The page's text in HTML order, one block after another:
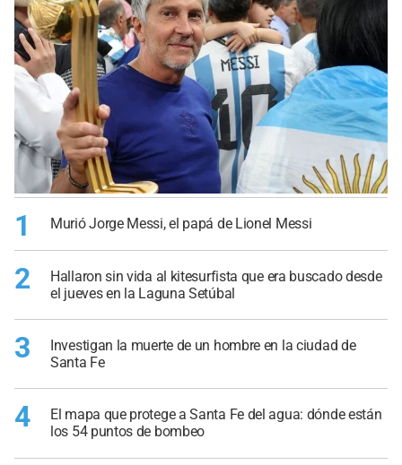
1 Murió Jorge Messi, el papá de Lionel Messi
2
Hallaron sin vida al kitesurfista que era buscado desde
el jueves en la Laguna Setúbal
3
Investigan la muerte de un hombre en la ciudad de
Santa Fe
4
El mapa que protege a Santa Fe del agua: dónde están
los 54 puntos de bombeo